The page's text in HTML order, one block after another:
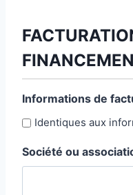
Informations de
Identiques aux
Société ou